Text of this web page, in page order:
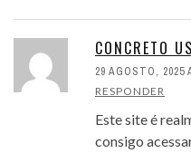
CONCRETO
29 AGOSTO, 2025
RESPONDER
Este site é
consigo